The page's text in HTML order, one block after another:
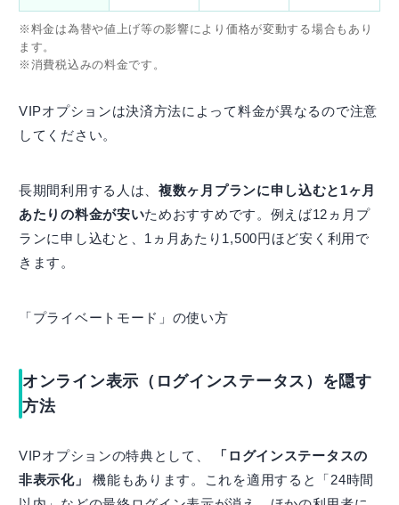
※料金は為替や値上げ等の影響により価格が変動する場合もあり
ます。
※消費税込みの料金です。
VIPオプションは決済方法によって料金が異なるので注意
してください。
長期間利用する人は、 複数ヶ月プランに申し込むと1ヶ月
あたりの料金が安いためおすすめです。例えば12ヵ月プ
ランに申し込むと、1ヵ月あたり1,500円ほど安く利用で
きます。
「プライベートモード」の使い方
オンライン表示（ログインステータス）を隠す
方法
VIPオプションの特典として、
「ログインステータスの
非表示化」
機能もあります。これを適用すると「24時間